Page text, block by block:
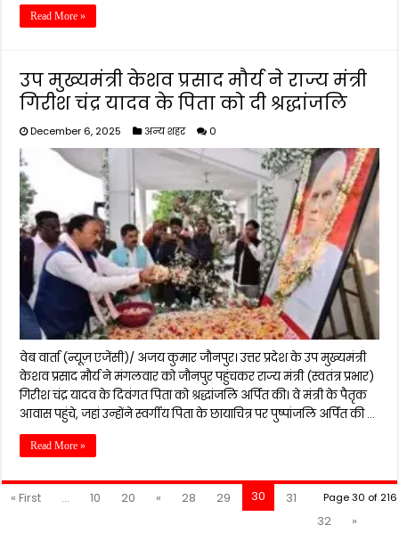
Read More »
उप मुख्यमंत्री केशव प्रसाद मौर्य ने राज्य मंत्री
गिरीश चंद्र यादव के पिता को दी श्रद्धांजलि
December 6, 2025 अन्य शहर 0
वेब वार्ता (न्यूज़ एजेंसी)/ अजय कुमार जौनपुर। उत्तर प्रदेश के उप मुख्यमंत्री
केशव प्रसाद मौर्य ने मंगलवार को जौनपुर पहुंचकर राज्य मंत्री (स्वतंत्र प्रभार)
गिरीश चंद्र यादव के दिवंगत पिता को श्रद्धांजलि अर्पित की। वे मंत्री के पैतृक
आवास पहुंचे, जहां उन्होंने स्वर्गीय पिता के छायाचित्र पर पुष्पांजलि अर्पित की …
Read More »
Page 30 of 216
« First ... 10 20 « 28 29 30
31
32
»